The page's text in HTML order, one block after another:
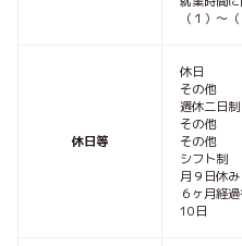
（１）～
休日等
休日
その他
週休二日制
その他
その他
シフト制
月９日休み
６ヶ月経
10日